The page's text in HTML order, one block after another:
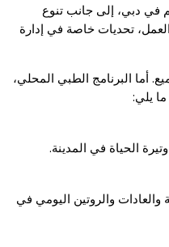
في دبي، إلى جانب تنوع
تحديات خاصة في إدارة
أما البرنامج الطبي المحلي،
ما يلي:
الحياة في المدينة.
والروتين اليومي في